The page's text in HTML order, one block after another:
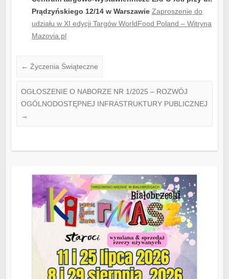
Prądzyńskiego 12/14 w Warszawie Zaproszenie do
udziału w XI edycji Targów WorldFood Poland – Witryna
Mazovia.pl
← Życzenia Świąteczne
OGŁOSZENIE O NABORZE NR 1/2025 – ROZWÓJ
OGÓLNODOSTĘPNEJ INFRASTRUKTURY PUBLICZNEJ
→